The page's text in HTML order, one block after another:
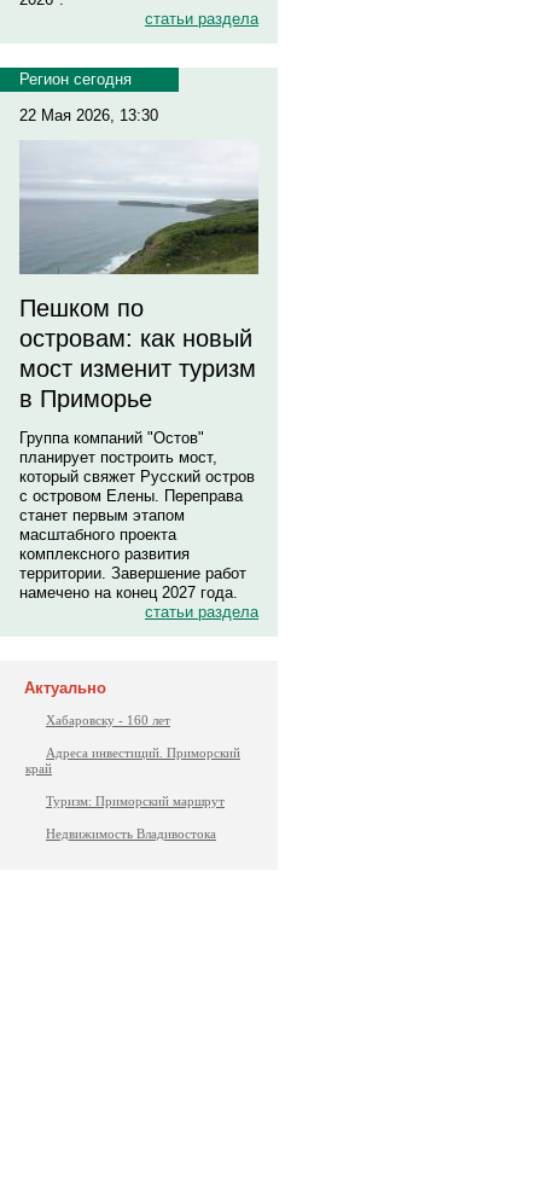
статьи раздела
Регион сегодня
22 Мая 2026, 13:30
Пешком по
островам: как новый
мост изменит туризм
в Приморье
Группа компаний "Остов"
планирует построить мост,
который свяжет Русский остров
с островом Елены. Переправа
станет первым этапом
масштабного проекта
комплексного развития
территории. Завершение работ
намечено на конец 2027 года.
статьи раздела
Актуально
Хабаровску - 160 лет
Адреса инвестиций. Приморский
край
Туризм: Приморский маршрут
Недвижимость Владивостока